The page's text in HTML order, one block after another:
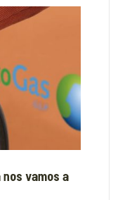
vamos a